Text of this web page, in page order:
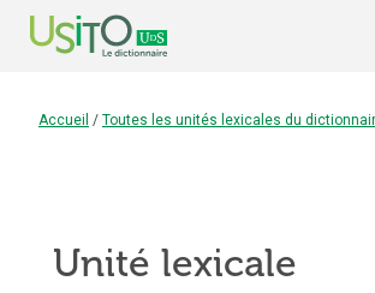
Accueil / Toutes les unités lexicales du
Unité lexicale